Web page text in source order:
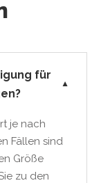
für
▼
je nach
Fällen sind
Größe
zu den